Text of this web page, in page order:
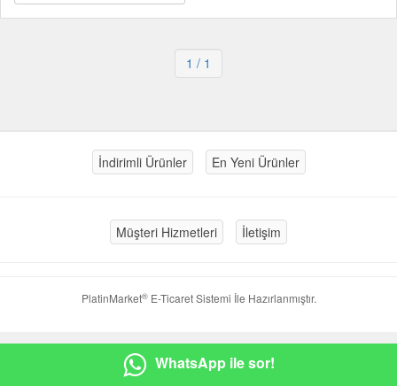
1 / 1
İndirimli Ürünler En Yeni Ürünler
Müşteri Hizmetleri İletişim
PlatinMarket®E-Ticaret Sistemi İle Hazırlanmıştır.
WhatsApp ile sor!